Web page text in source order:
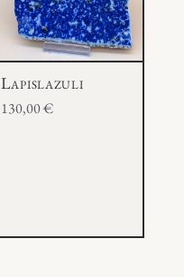
Lapislazuli
130,00€